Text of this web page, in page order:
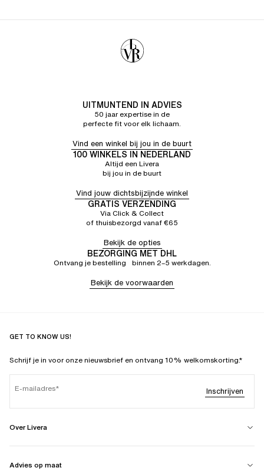
UITMUNTEND IN ADVIES
50 jaar expertise in de
perfecte fit voor elk lichaam.
Vind een winkel bij jou in de buurt
100 WINKELS IN NEDERLAND
Altijd een Livera
bij jou in de buurt
Vind jouw dichtsbijzijnde winkel
GRATIS VERZENDING
Via Click & Collect
of thuisbezorgd vanaf €65
Bekijk de opties
BEZORGING MET DHL
Ontvang je bestelling binnen 2–5 werkdagen.
Bekijk de voorwaarden
GET TO KNOW US!
Schrijf je in voor onze nieuwsbrief en ontvang 10% welkomskorting.*
E-mailadres Inschrijven
Over Livera
Advies op maat